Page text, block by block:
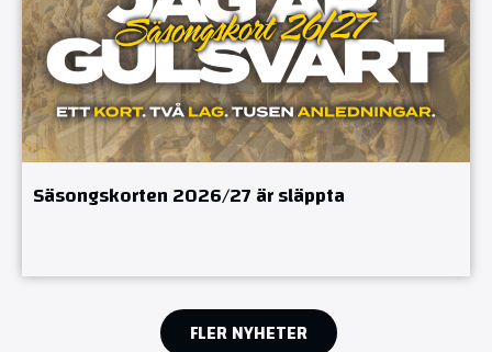
Säsongskorten 2026/27 är släppta
FLER NYHETER